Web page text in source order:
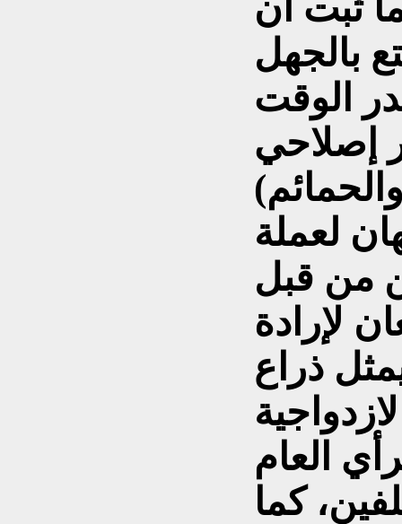
بالجهل
إصلاحي
لعملة
من قبل
لإرادة
ذراع
العام
كما